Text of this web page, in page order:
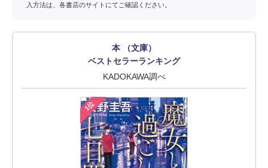
入方法は、各書店のサイトにてご確認ください。
本 （文庫）
ベストセラーランキング
KADOKAWA調べ
1位